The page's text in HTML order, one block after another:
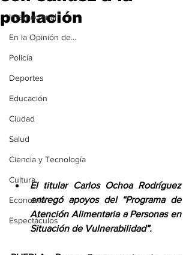
Internacional
En la Opinión de...
Policía
Deportes
Educación
Ciudad
Salud
Ciencia y Tecnología
Cultura
Economía
Espectáculos
población
El titular Carlos Ochoa Rodríguez
entregó apoyos del “Programa de
Atención Alimentaria a Personas en
Situación de Vulnerabilidad”.